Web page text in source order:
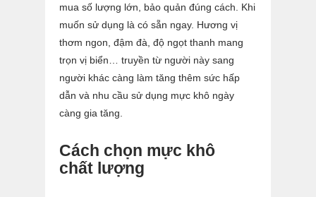
mua số lượng lớn, bảo quản đúng cách. Khi
muốn sử dụng là có sẵn ngay. Hương vị
thơm ngon, đậm đà, độ ngọt thanh mang
trọn vị biển… truyền từ người này sang
người khác càng làm tăng thêm sức hấp
dẫn và nhu cầu sử dụng mực khô ngày
càng gia tăng.
Cách chọn mực khô
chất lượng